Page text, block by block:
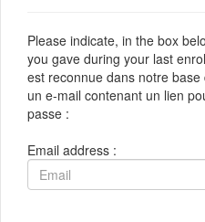
Please indicate, in the box
you gave during your last
est reconnue dans notre
un e-mail contenant un lien
passe :
Email address :